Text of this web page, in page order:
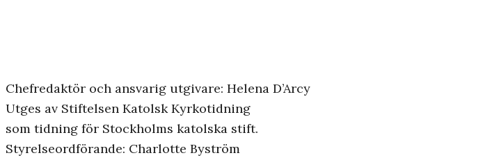
Chefredaktör och ansvarig utgivare: Helena D’Arcy
Utges av Stiftelsen Katolsk Kyrkotidning
som tidning för Stockholms katolska stift.
Styrelseordförande: Charlotte Byström